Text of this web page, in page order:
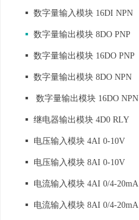
▪ 数字量输入模块 16DI NPN
▪ 数字量输出模块 8DO PNP
▪ 数字量输出模块 16DO PNP
▪ 数字量输出模块 8DO NPN
▪ 数字量输出模块 16DO NPN
▪ 继电器输出模块 4D0 RLY
▪ 电压输入模块 4AI 0-10V
▪ 电压输入模块 8AI 0-10V
▪ 电流输入模块 4AI 0/4-20mA
▪ 电流输入模块 8AI 0/4-20mA